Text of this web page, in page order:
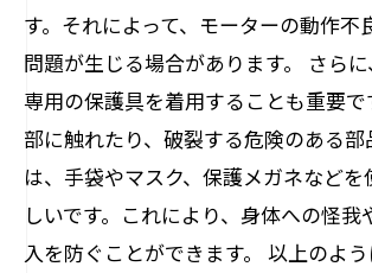
す。それによって、モーターの動作不
問題が生じる場合があります。 さら
専用の保護具を着用することも重要で
部に触れたり、破裂する危険のある部
は、手袋やマスク、保護メガネなどを
しいです。これにより、身体への怪
入を防ぐことができます。 以上のよ